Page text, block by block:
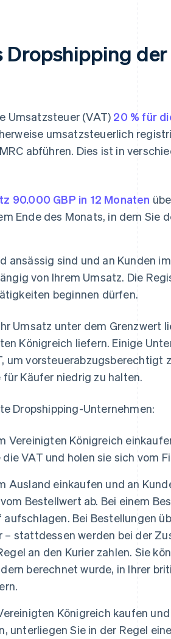
Dropshipping der
Umsatzsteuer (VAT) 20 % für
umsatzsteuerlich
abführen. Dies ist in
90.000 GBP in 12 Monaten
Ende des Monats, in dem Sie
ansässig sind und an Kunden
von Ihrem Umsatz. Die
beginnen dürfen.
Umsatz unter dem Grenzwert
Königreich liefern. Einige
um vorsteuerabzugsberechtigt
Käufer niedrig zu halten.
Dropshipping-Unternehmen:
Vereinigten Königreich
VAT und holen sie sich vom
Ausland einkaufen und an
Bestellwert ab. Bei einem
Bei Bestellungen
stattdessen werden bei der
an den Kurier zahlen. Sie
berechnet wurde, in Ihrer
Königreich kaufen
unterliegen Sie in der Regel